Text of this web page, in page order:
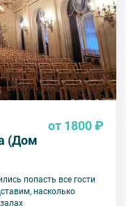
только
туроператора
в течение 3-5 дней
даты начала
нами
в разделе “О
(Дом
от 1800 ₽
попасть все гости
насколько